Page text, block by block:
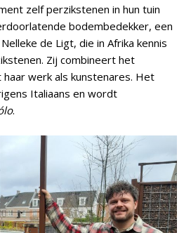
zelf perzikstenen in hun tuin
bodembedekker, een
de Ligt, die in Afrika kennis
Zij combineert het
werk als kunstenares. Het
Italiaans en wordt
.